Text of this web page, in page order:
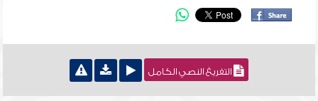
التفريغ النصي الكامل